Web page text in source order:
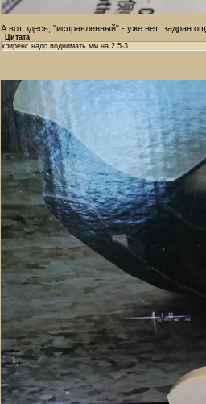
А вот здесь, "исправленный" - уже нет: задран
Цитата
клиренс надо поднимать мм на 2.5-3